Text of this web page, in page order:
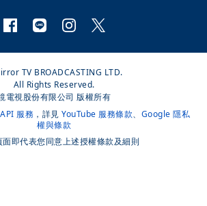
TV BROADCASTING LTD.
All Rights Reserved.
電視股份有限公司 版權所有
服務 ，詳見 YouTube 服務條款、 Google 隱私
權與條款
面即代表您同意上述授權條款及細則